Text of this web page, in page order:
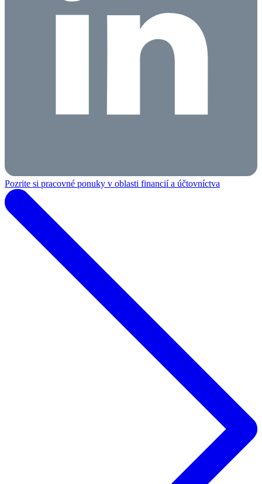
Pozrite si pracovné ponuky v oblasti financií a účtovníctva